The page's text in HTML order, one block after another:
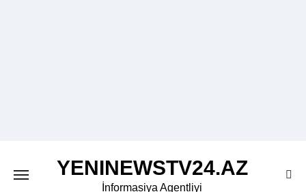
YENINEWSTV24.AZ
İnformasiya Agentliyi